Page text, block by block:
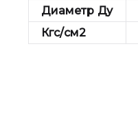
Диаметр Ду
Кгс/см2